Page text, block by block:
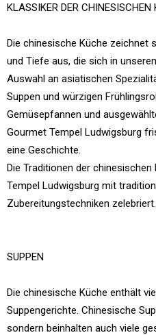
KLASSIKER DER CHINESISCHEN
Die chinesische Küche zeichnet
und Tiefe aus, die sich in
Auswahl an asiatischen
Suppen und würzigen
Gemüsepfannen und
Gourmet Tempel Ludwigsburg
eine Geschichte.
Die Traditionen der
Tempel Ludwigsburg mit
Zubereitungstechniken zelebriert.
SUPPEN
Die chinesische Küche enthält
Suppengerichte. Chinesische
sondern beinhalten auch viele